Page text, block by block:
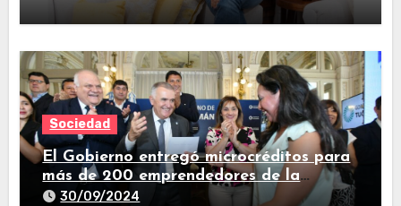
Sociedad
El Gobierno entregó microcréditos para
más de 200 emprendedores de la
provincia
30/09/2024